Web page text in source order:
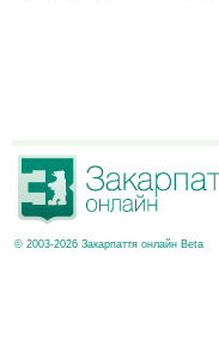
© 2003-2026 Закарпаття онлайн Beta